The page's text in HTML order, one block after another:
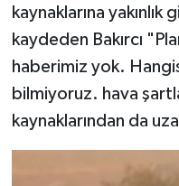
kaynaklarına
kaydeden Bakırcı
haberimiz yok.
bilmiyoruz. hava
kaynaklarından da